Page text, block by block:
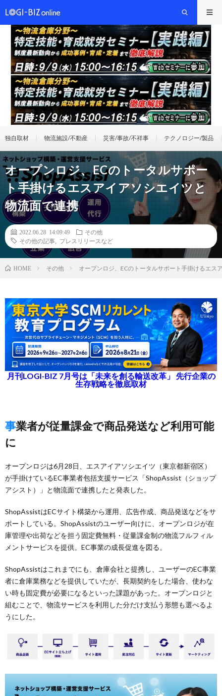
独自取材 物流施設/不動産 災害/事故/不祥事 テクノロジー/製品
オープンロジ、ECのトータルサポー
ト手掛けるエスアイアソシエイツと
物流面で連携
2022.06.28 14:09:49
その他
その他の記事
プレスリリースなど
HOME その他 オープンロジ、ECのトータルサポート手掛けるエス
月刊LOGI-BIZ 7月号は「未来を創る輸送改革」 先行企業の
生存戦略を徹底取材
事業者が従量課金で商品発送など利用可能
に
オープンロジは6月28日、エスアイアソシエイツ（東京都新宿区）
が手掛けているEC事業者包括支援サービス「ShopAssist（ショップ
アシスト）」と物流面で連携したと発表した。
ShopAssistはECサイト構築から運用、広告作成、商品発送などをサ
ポートしている。ShopAssistのユーザー向けに、オープンロジが在
庫管理や出荷などを担う固定費無料・従量課金制の物流フルフィル
メントサービスを提供。EC事業の成長促進を図る。
ShopAssistはこれまでにも、倉庫会社と提携し、ユーザーのEC事業
者に倉庫業務などを提供していたが、長期契約をした場合、使わな
い時も固定費が必要になるといった課題があった。オープンロジと
組むことで、物流サービスを利用した分だけ支払う形態も選べるよ
うにした。